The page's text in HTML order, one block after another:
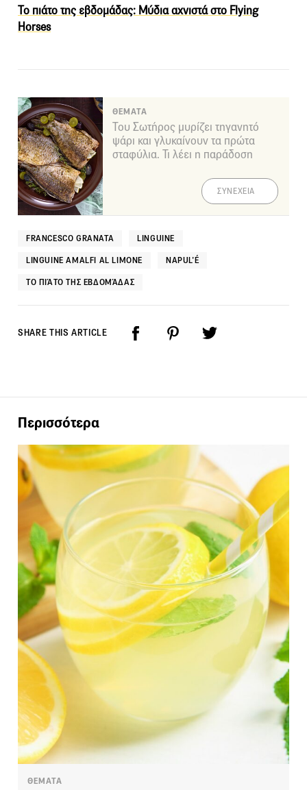
Το πιάτο της εβδομάδας: Mύδια αχνιστά στο Flying
Horses
ΘΕΜΑΤΑ
Του Σωτήρος μυρίζει τηγανητό
ψάρι και γλυκαίνουν τα πρώτα
σταφύλια. Τι λέει η παράδοση
ΣΥΝΕΧΕΙΑ
FRANCESCO GRANATA LINGUINE
LINGUINE AMALFI AL LIMONE NAPUL’É
ΤΟ ΠΙΆΤΟ ΤΗΣ ΕΒΔΟΜΆΔΑΣ
SHARE THIS ARTICLE
Περισσότερα
ΘΕΜΑΤΑ